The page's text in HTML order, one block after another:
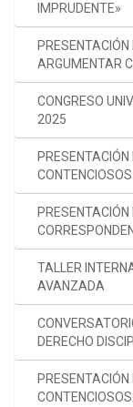
IMPRUDENTE»
PRESENTACIÓN
ARGUMENTAR
CONGRESO
2025
TALLER
AVANZADA
DERECHO